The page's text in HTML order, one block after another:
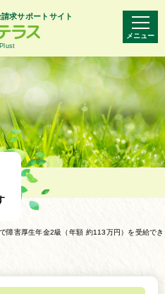
求サポートサイト
で障害厚生年金2級（年額 約113万円）を受給で
メニュー